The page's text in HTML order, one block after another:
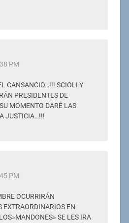
PM
CANSANCIO…!!! SCIOLI Y
PRESIDENTES DE
MOMENTO DARÉ LAS
JUSTICIA…!!!
PM
OCURRIRÁN
EXTRAORDINARIOS EN
SE LES IRA